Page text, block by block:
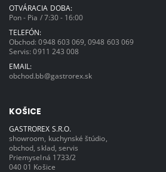
OTVÁRACIA DOBA:
Pon - Pia / 7:30 - 16:00
TELEFÓN:
Obchod:0948 603 069 ,0948 603 069
Servis:0911 243 008
EMAIL:
obchod.bb@gastrorex.sk
KOŠICE
GASTROREX S.R.O.
showroom, kuchynské štúdio,
obchod, sklad, servis
Priemyselná 1733/2
040 01 Košice